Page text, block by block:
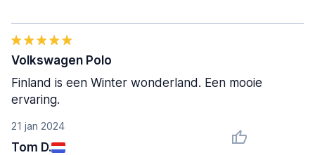
21 jan 2024
Tom D.
Volkswagen Polo
Finland is een Winter wonderland. Een mooie
ervaring.